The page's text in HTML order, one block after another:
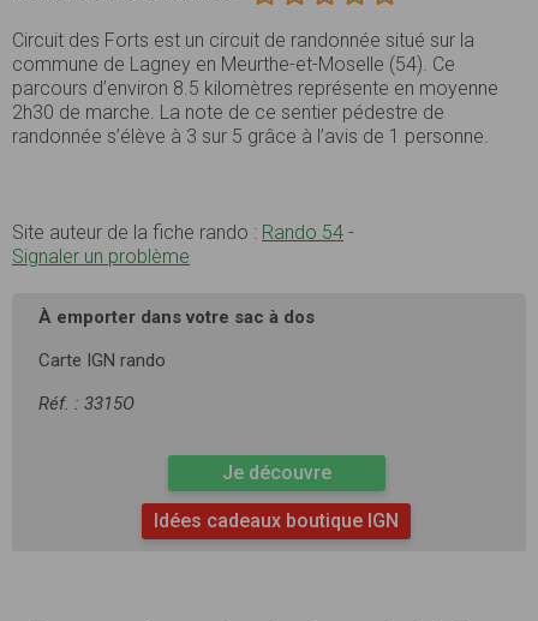
Circuit des Forts est un circuit de randonnée situé sur la
commune de Lagney en Meurthe-et-Moselle (54). Ce
parcours d’environ 8.5 kilomètres représente en moyenne
2h30 de marche. La note de ce sentier pédestre de
randonnée s’élève à 3 sur 5 grâce à l’avis de 1 personne.
Site auteur de la fiche rando : Rando 54 -
Signaler un problème
À emporter dans votre sac à dos
Carte IGN rando
Réf. : 3315O
Je découvre
Idées cadeaux boutique IGN